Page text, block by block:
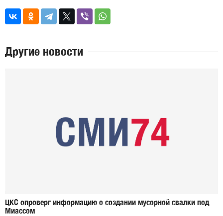
Другие новости
ЦКС опроверг информацию о создании мусорной свалки под
Миассом